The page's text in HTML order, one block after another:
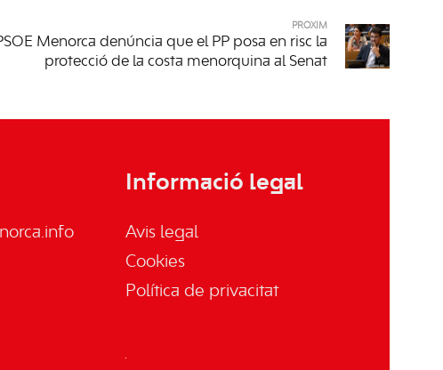
PRÒXIM
Menorca denúncia que el PP posa en risc la
protecció de la costa menorquina al Senat
Informació legal
Avis legal
Cookies
Política de privacitat